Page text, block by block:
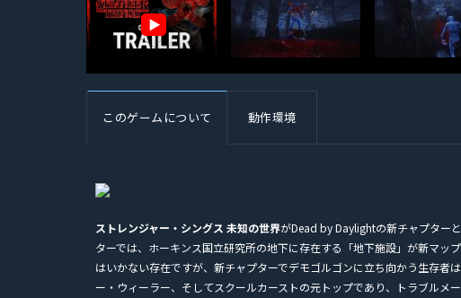
▶
このゲームについて 動作環境
ストレンジャー・シングス 未知の世界がDead by Daylightの新チャプター
ターでは、ホーキンス国立研究所の地下に存在する「地下施設」が新マッ
はいかない存在ですが、新チャプターでデモゴルゴンに立ち向かう生存者
ー・ウィーラー、そしてスクールカーストの元トップであり、トラブルメ